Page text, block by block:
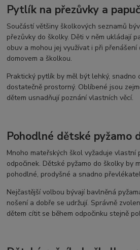
Pytlík na přezůvky a
Součástí většiny školkových seznamů
přezůvky do školky. Děti v něm ukládají
obuv a mohou jej využívat i při
domovem a školkou.
Praktický pytlík by měl být lehký, snadno
dostatečně prostorný. Oblíbené jsou
dětem usnadňují poznání vlastních věcí.
Pohodlné dětské
Mnoho mateřských škol vyžaduje vlastní
odpočinek. Dětské pyžamo do školky by
pohodlné, prodyšné a snadno
Nejčastější volbou bývají bavlněná
nošení a dobře se udržují. Správně
dětem cítit se během odpočinku stejně